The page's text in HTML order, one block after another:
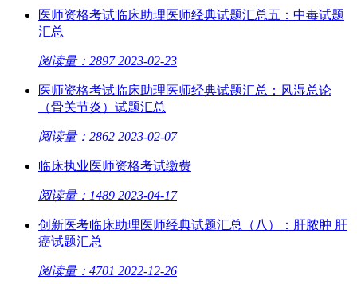
医师资格考试临床助理医师经典试题汇总五：中毒试题
汇总
阅读量：2897 2023-02-23
医师资格考试临床助理医师经典试题汇总：风湿总论
（骨关节炎）试题汇总
阅读量：2862 2023-02-07
临床执业医师资格考试缴费
阅读量：1489 2023-04-17
创新医考临床助理医师经典试题汇总（八）：肝脓肿 肝
癌试题汇总
阅读量：4701 2022-12-26